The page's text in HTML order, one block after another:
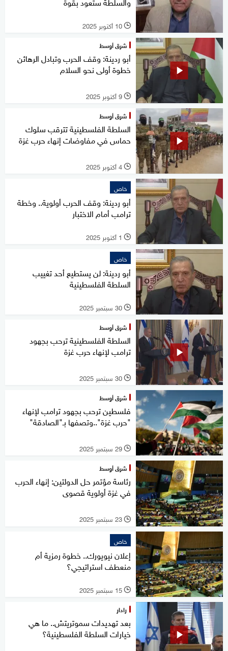
l 10 أكتوبر 2025
شرق أوسط
أبو ردينة: وقف الحرب وتبادل الرهائن
خطوة أولى نحو السلام
l 9 أكتوبر 2025
شرق أوسط
السلطة الفلسطينية تترقب سلوك
حماس في مفاوضات إنهاء حرب غزة
l 4 أكتوبر 2025
خاص
أبو ردينة: وقف الحرب أولوية.. وخطة
ترامب أمام الاختبار
l 1 أكتوبر 2025
خاص
أبو ردينة: لن يستطيع أحد تغييب
السلطة الفلسطينية
l 30 سبتمبر 2025
شرق أوسط
السلطة الفلسطينية ترحب بجهود
ترامب لإنهاء حرب غزة
l 30 سبتمبر 2025
شرق أوسط
فلسطين ترحب بجهود ترامب لإنهاء
"حرب غزة"..وتصفها بـ"الصادقة"
l 29 سبتمبر 2025
شرق أوسط
رئاسة مؤتمر حل الدولتين: إنهاء الحرب
في غزة أولوية قصوى
l 23 سبتمبر 2025
خاص
إعلان نيويورك.. خطوة رمزية أم
منعطف استراتيجي؟
l 15 سبتمبر 2025
رادار
بعد تهديدات سموتريتش.. ما هي
خيارات السلطة الفلسطينية؟